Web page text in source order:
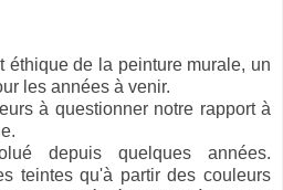
éthique de la peinture murale, un
les années à venir.
à questionner notre rapport à
depuis quelques années.
teintes qu'à partir des couleurs